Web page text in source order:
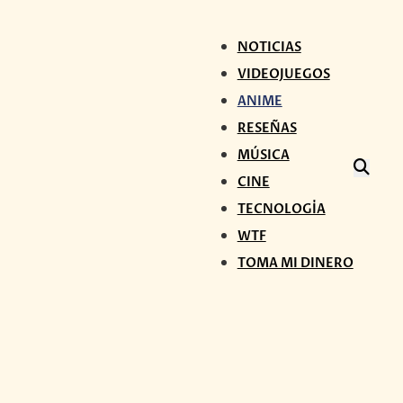
NOTICIAS
VIDEOJUEGOS
ANIME
RESEÑAS
MÚSICA
CINE
TECNOLOGÍA
WTF
TOMA MI DINERO